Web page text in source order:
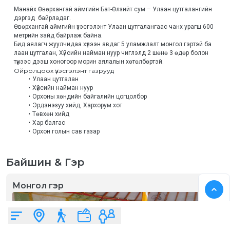
Манайх Өвөрхангай аймгийн Бат-Өлзийт сум – Улаан цутгалангийн
дэргэд  байрладаг.
Өвөрхангай аймгийн үзэсгэлэнт Улаан цутгалангаас чанх урагш 600
метрийн зайд байрлаж байна.
Бид аялагч жуулчидаа хүлээн авдаг 5 уламжлалт монгол гэртэй ба
лаан цутгалан, Хүйсийн найман нуур чиглэлд 2 шөнө 3 өдөр болон
түүнээс дээш хоногоор морин аялалын хөтөлбөртэй.
Ойролцоох үзэсгэлэнт газрууд
Улаан цутгалан
Хүйсийн найман нуур
Орхоны хөндийн байгалийн цогцолбор
Эрдэнэзуу хийд, Хархорум хот
Төвхөн хийд
Хар балгас
Орхон голын сав газар
Байшин & Гэр
Монгол гэр